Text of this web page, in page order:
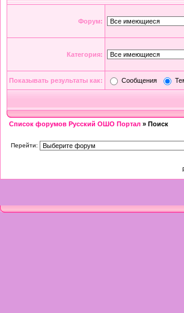
Форум:
Категория:
Показывать результаты как: Сообщения
Список форумов Русский ОШО Портал » Поиск
Перейти: